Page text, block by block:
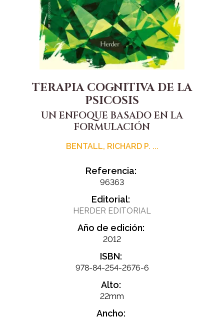
TERAPIA COGNITIVA DE LA
PSICOSIS
UN ENFOQUE BASADO EN LA
FORMULACIÓN
BENTALL, RICHARD P. ...
Referencia:
96363
Editorial:
HERDER EDITORIAL
Año de edición:
2012
ISBN:
978-84-254-2676-6
Alto:
22mm
Ancho: